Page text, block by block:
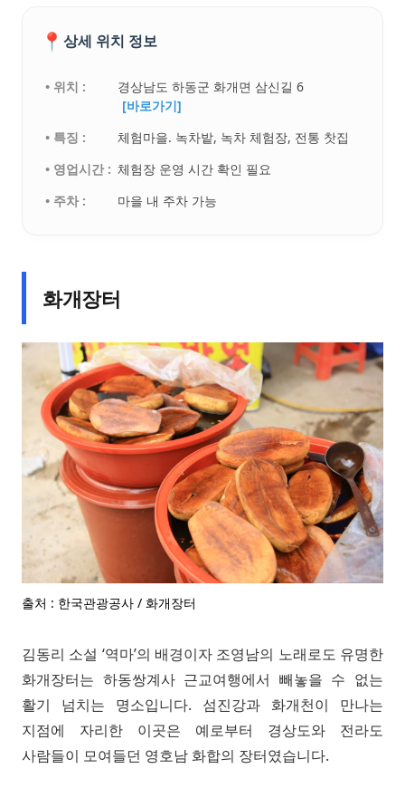
📍 상세 위치 정보
• 위치 :
경상남도 하동군 화개면 삼신길 6
[바로가기]
• 특징 :
체험마을. 녹차밭, 녹차 체험장, 전통 찻집
• 영업시간 : 체험장 운영 시간 확인 필요
• 주차 :
마을 내 주차 가능
화개장터
출처 : 한국관광공사 / 화개장터
김동리 소설 ‘역마’의 배경이자 조영남의 노래로도 유명한
화개장터는 하동쌍계사 근교여행에서 빼놓을 수 없는
활기 넘치는 명소입니다. 섬진강과 화개천이 만나는
지점에 자리한 이곳은 예로부터 경상도와 전라도
사람들이 모여들던 영호남 화합의 장터였습니다.